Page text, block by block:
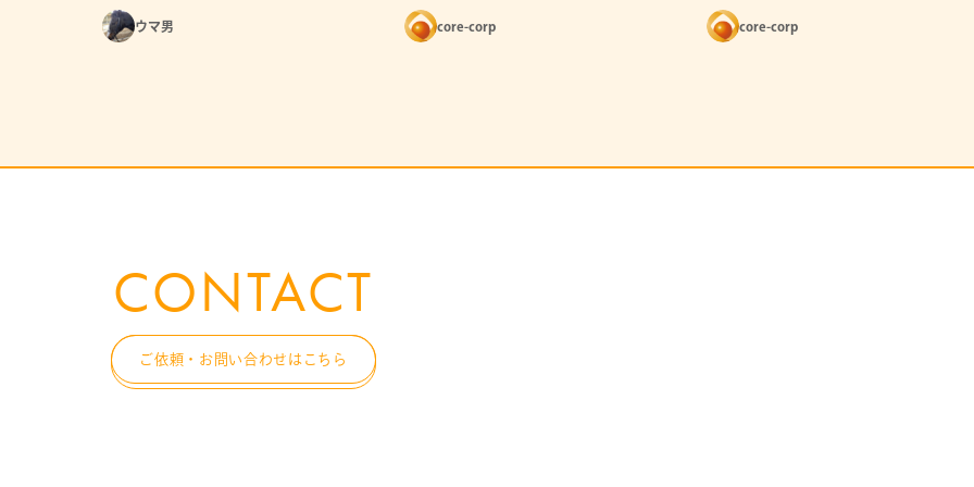
ウマ男
で簡単インポート！
core-corp core-corp
CONTACT
ご依頼・お問い合わせはこちら